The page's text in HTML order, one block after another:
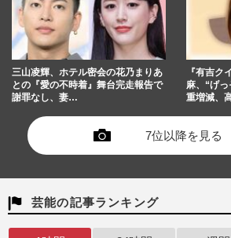
三山凌輝、ホテル密会の花乃まりあ
との『愛の不時着』舞台完走報告で
謝罪なし、妻…
『有吉ク
麻、“げ
重増減、
7位以降を見る
芸能の記事ランキング